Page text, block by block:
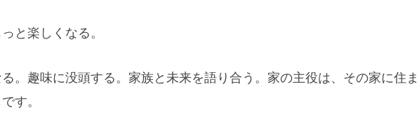
と楽しくなる。
。趣味に没頭する。家族と未来を語り合う。家の主役は、その家に住ま
す。